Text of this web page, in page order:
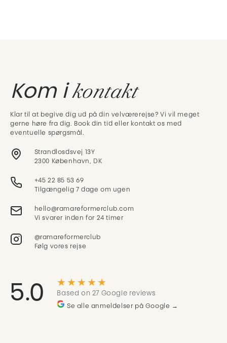
Kom ikontakt
Klar til at begive dig ud på din velværerejse? Vi vil meget
gerne høre fra dig. Book din tid eller kontakt os med
eventuelle spørgsmål.
Strandlosdsvej 13Y
2300 København, DK
+45 22 85 53 69
Tilgængelig 7 dage om ugen
Vi svarer inden for 24 timer
@ramareformerclub
Følg vores rejse
5.0 ★★★★★
Based on 27 Google reviews
Se alle anmeldelser på Google →